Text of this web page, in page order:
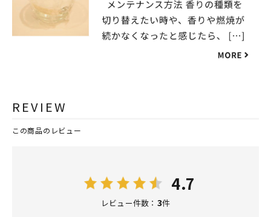
REVIEW
この商品のレビュー
4.7
レビュー件数： 3件